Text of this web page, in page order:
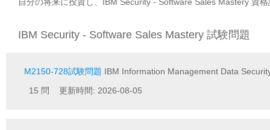
IBM Security - Software Sales Mastery 試験問題
M2150-728試験問題 IBM Information Management Data
15 問 更新時間: 2026-08-05